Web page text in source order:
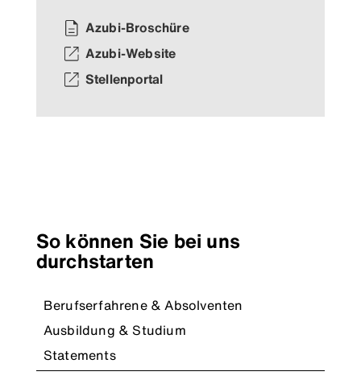
Azubi-Broschüre
Azubi-Website
Stellenportal
So können Sie bei uns
durchstarten
Berufserfahrene & Absolventen
Ausbildung & Studium
Statements